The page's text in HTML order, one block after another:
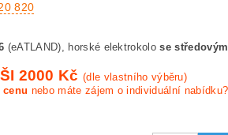
820
(eATLAND), horské elektrokolose
2000 Kč (dle vlastního výběru)
nebo máte zájem o individuální